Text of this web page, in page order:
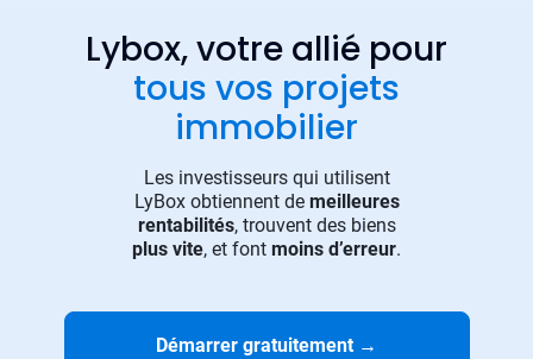
Lybox, votre allié pour
tous vos projets
immobilier
Les investisseurs qui utilisent
LyBox obtiennent de meilleures
rentabilités, trouvent des biens
plus vite, et font moins d’erreur.
Démarrer gratuitement →